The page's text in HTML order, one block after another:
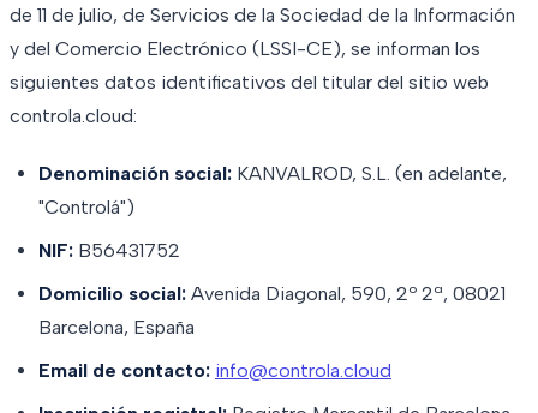
de 11 de julio, de Servicios de la Sociedad de la Información
y del Comercio Electrónico (LSSI-CE), se informan los
siguientes datos identificativos del titular del sitio web
controla.cloud:
Denominación social: KANVALROD, S.L. (en adelante,
"Controlá")
NIF: B56431752
Domicilio social: Avenida Diagonal, 590, 2º 2ª, 08021
Barcelona, España
Email de contacto: info@controla.cloud